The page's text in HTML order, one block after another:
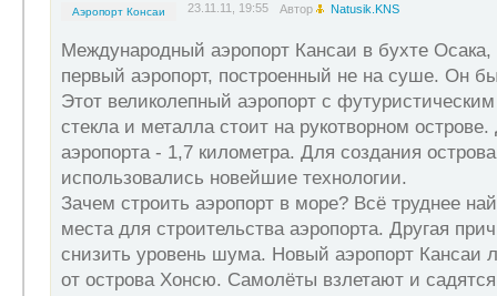
Аэропорт Консаи 23.11.11, 19:55 Автор Natusik.KNS
Международный аэропорт Кансаи в бухте
первый аэропорт, построенный не на суше. Он
Этот великолепный аэропорт с
стекла и металла стоит на рукотворном
аэропорта - 1,7 километра. Для создания
использовались новейшие технологии.
Зачем строить аэропорт в море? Всё труднее
места для строительства аэропорта. Другая
снизить уровень шума. Новый аэропорт Кансаи
от острова Хонсю. Самолёты взлетают и